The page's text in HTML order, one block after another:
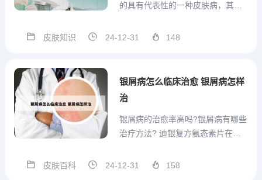
的具有代表性的一种皮肤病，其特
屑，搔抓鳞屑后，会出现半透明发
癣。称之为白疕，非常难治，容易
比...
皮肤知识 24-12-31 148
银屑病怎么临床治愈 银屑病怎样
治
银屑病的治愈率高吗?银屑病有哪些
治疗方法? 迪银复方氨态素片在治
好的疗效。在30例患者中，总治愈
皮肤百科 24-12-31 158